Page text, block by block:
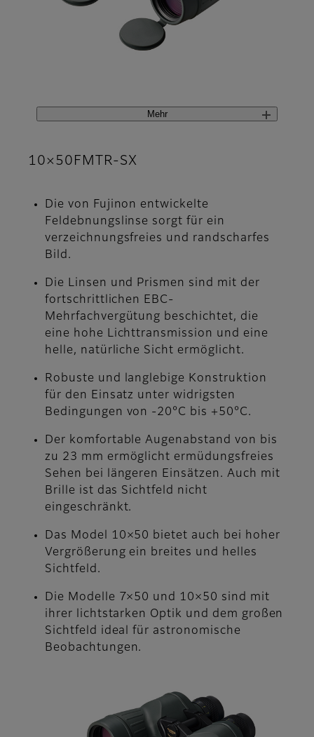
Mehr
10×50FMTR-SX
Die von Fujinon entwickelte
Feldebnungslinse sorgt für ein
verzeichnungsfreies und randscharfes
Bild.
Die Linsen und Prismen sind mit der
fortschrittlichen EBC-
Mehrfachvergütung beschichtet, die
eine hohe Lichttransmission und eine
helle, natürliche Sicht ermöglicht.
Robuste und langlebige Konstruktion
für den Einsatz unter widrigsten
Bedingungen von -20°C bis +50°C.
Der komfortable Augenabstand von bis
zu 23 mm ermöglicht ermüdungsfreies
Sehen bei längeren Einsätzen. Auch mit
Brille ist das Sichtfeld nicht
eingeschränkt.
Das Model 10×50 bietet auch bei hoher
Vergrößerung ein breites und helles
Sichtfeld.
Die Modelle 7×50 und 10×50 sind mit
ihrer lichtstarken Optik und dem großen
Sichtfeld ideal für astronomische
Beobachtungen.